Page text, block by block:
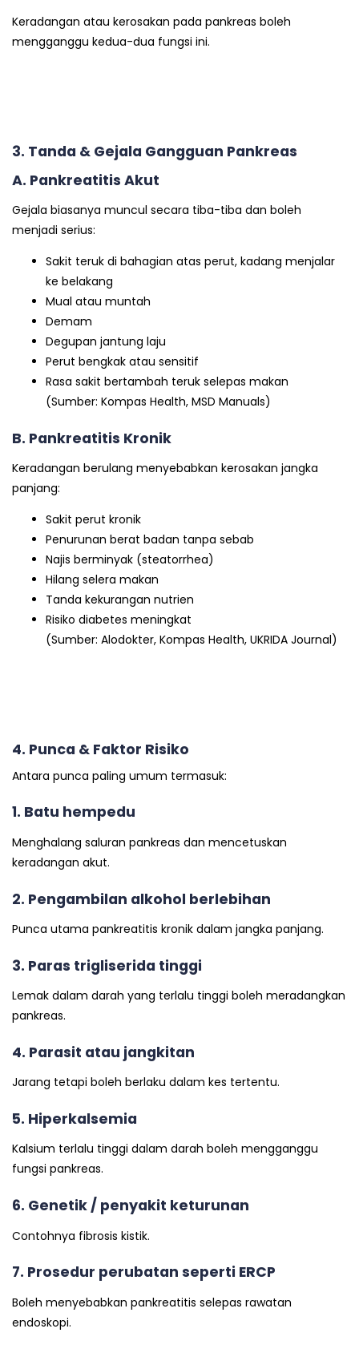
Keradangan atau kerosakan pada pankreas boleh
mengganggu kedua-dua fungsi ini.
3. Tanda & Gejala Gangguan Pankreas
A. Pankreatitis Akut
Gejala biasanya muncul secara tiba-tiba dan boleh
menjadi serius:
Sakit teruk di bahagian atas perut, kadang menjalar
ke belakang
Mual atau muntah
Demam
Degupan jantung laju
Perut bengkak atau sensitif
Rasa sakit bertambah teruk selepas makan
(Sumber: Kompas Health, MSD Manuals)
B. Pankreatitis Kronik
Keradangan berulang menyebabkan kerosakan jangka
panjang:
Sakit perut kronik
Penurunan berat badan tanpa sebab
Najis berminyak (steatorrhea)
Hilang selera makan
Tanda kekurangan nutrien
Risiko diabetes meningkat
(Sumber: Alodokter, Kompas Health, UKRIDA Journal)
4. Punca & Faktor Risiko
Antara punca paling umum termasuk:
1. Batu hempedu
Menghalang saluran pankreas dan mencetuskan
keradangan akut.
2. Pengambilan alkohol berlebihan
Punca utama pankreatitis kronik dalam jangka panjang.
3. Paras trigliserida tinggi
Lemak dalam darah yang terlalu tinggi boleh meradangkan
pankreas.
4. Parasit atau jangkitan
Jarang tetapi boleh berlaku dalam kes tertentu.
5. Hiperkalsemia
Kalsium terlalu tinggi dalam darah boleh mengganggu
fungsi pankreas.
6. Genetik / penyakit keturunan
Contohnya fibrosis kistik.
7. Prosedur perubatan seperti ERCP
Boleh menyebabkan pankreatitis selepas rawatan
endoskopi.